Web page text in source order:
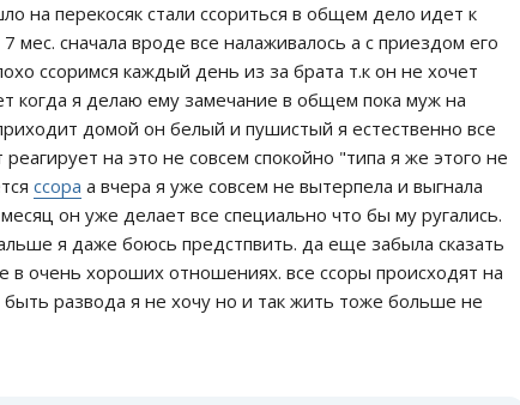
на перекосяк стали ссориться в общем дело идет к
мес. сначала вроде все налаживалось а с приездом его
ссоримся каждый день из за брата т.к он не хочет
когда я делаю ему замечание в общем пока муж на
домой он белый и пушистый я естественно все
на это не совсем спокойно "типа я же этого не
ссора а вчера я уже совсем не вытерпела и выгнала
он уже делает все специально что бы му ругались.
я даже боюсь предстпвить. да еще забыла сказать
в очень хороших отношениях. все ссоры происходят на
быть развода я не хочу но и так жить тоже больше не